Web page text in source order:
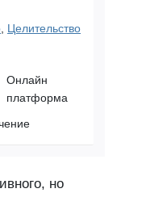
Целительство
Онлайн
платформа
но